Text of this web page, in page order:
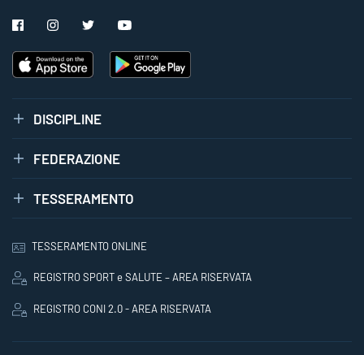
DISCIPLINE
FEDERAZIONE
TESSERAMENTO
TESSERAMENTO ONLINE
REGISTRO SPORT e SALUTE – AREA RISERVATA
REGISTRO CONI 2.0 - AREA RISERVATA